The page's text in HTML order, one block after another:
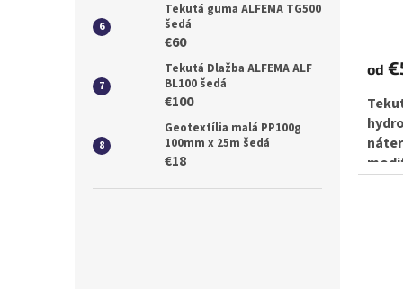
Tekutá guma ALFEMA TG500
šedá
€60
Tekutá Dlažba ALFEMA ALF
BL100 šedá
€100
Geotextília malá PP100g
100mm x 25m šedá
€18
od